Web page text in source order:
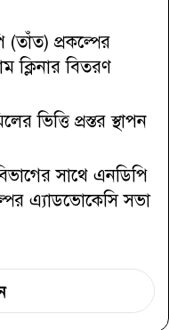
প্রকল্পের
ক্লিনার বিতরণ
ভিত্তি প্রস্তর স্থাপন
সাথে এনডিপি
এ্যাডভোকেসি সভা